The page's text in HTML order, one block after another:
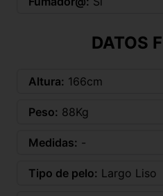
DATOS
Altura: 166cm
Peso: 88Kg
Medidas: -
Tipo de pelo: Largo Liso